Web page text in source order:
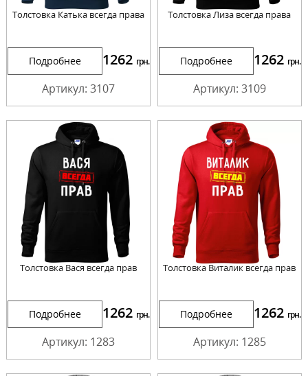
Толстовка Катька всегда права
Подробнее 1262 грн.
Артикул: 3107
Толстовка Лиза всегда права
Подробнее 1262 грн.
Артикул: 3109
Толстовка Вася всегда прав
Подробнее 1262 грн.
Артикул: 1283
Толстовка Виталик всегда прав
Подробнее 1262 грн.
Артикул: 1285